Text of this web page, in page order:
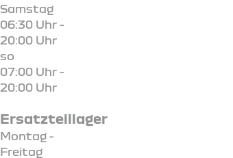
Samstag
06:30 Uhr -
20:00 Uhr
so
07:00 Uhr -
20:00 Uhr
Ersatzteillager
Montag -
Freitag